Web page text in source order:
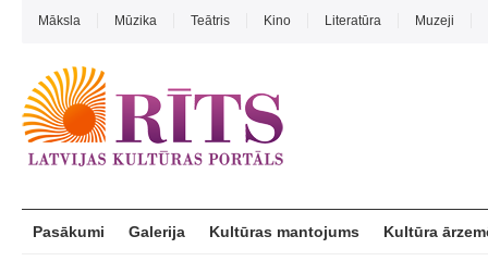
Māksla Mūzika Teātris Kino Literatūra Muzeji
Pasākumi Galerija Kultūras mantojums Kultūra